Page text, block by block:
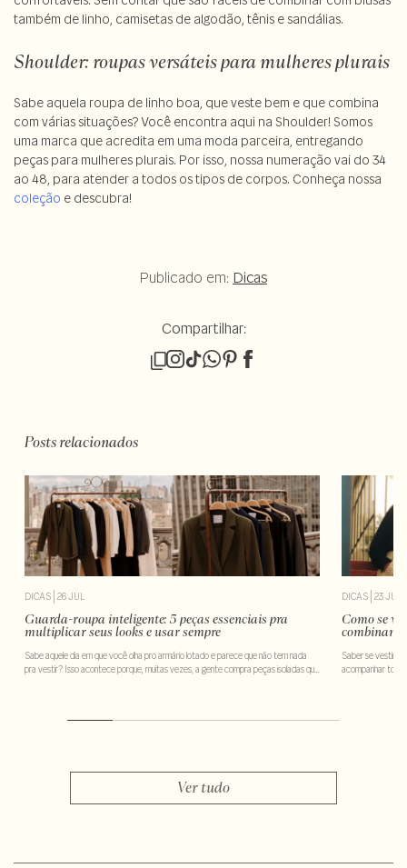
também de linho, camisetas de algodão, tênis e sandálias.
Shoulder: roupas versáteis para mulheres plurais
Sabe aquela roupa de linho boa, que veste bem e que combina
com várias situações? Você encontra aqui na Shoulder! Somos
uma marca que acredita em uma moda parceira, entregando
peças para mulheres plurais. Por isso, nossa numeração vai do 34
ao 48, para atender a todos os tipos de corpos. Conheça nossa
coleção e descubra!
Publicado em: Dicas
Compartilhar:
Posts relacionados
DICAS 26 JUL
Guarda-roupa inteligente: 5 peças essenciais pra
multiplicar seus looks e usar sempre
Sabe aquele dia em que você olha pro armário lotado e parece que não tem nada
pra vestir? Isso acontece porque, muitas vezes, a gente compra peças isoladas que
DICAS 23 JUL
Como se
combinam
Saber se vestir
acompanhar
Ver tudo